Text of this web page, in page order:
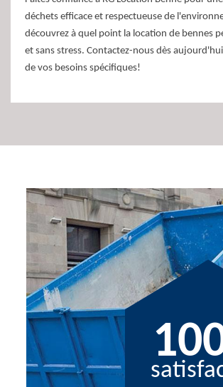
déchets efficace et respectueuse de
découvrez à quel point la location de bennes
et sans stress. Contactez-nous dès
de vos besoins spécifiques!